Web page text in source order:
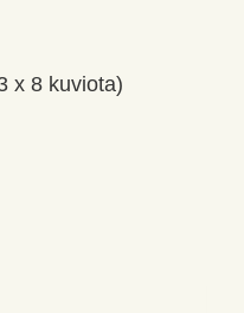
x 8 kuviota)